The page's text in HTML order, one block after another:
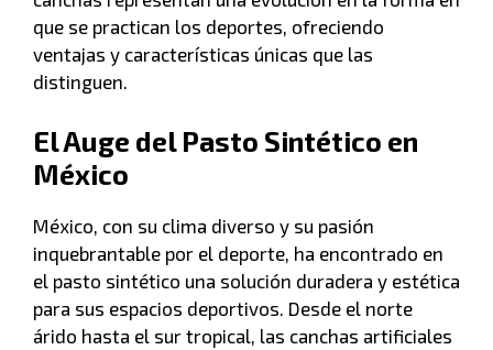
que se practican los deportes, ofreciendo
ventajas y características únicas que las
distinguen.
El Auge del Pasto Sintético en
México
México, con su clima diverso y su pasión
inquebrantable por el deporte, ha encontrado en
el pasto sintético una solución duradera y estética
para sus espacios deportivos. Desde el norte
árido hasta el sur tropical, las canchas artificiales